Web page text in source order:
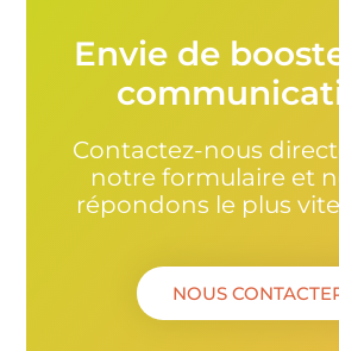
Envie de
Contactez-nous
notre formulaire et
répondons le plus
NOUS